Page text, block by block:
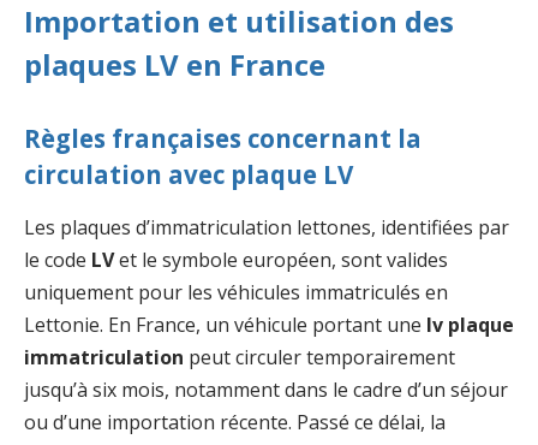
Importation et utilisation des
plaques LV en France
Règles françaises concernant la
circulation avec plaque LV
Les plaques d’immatriculation lettones, identifiées par
le code LVet le symbole européen, sont valides
uniquement pour les véhicules immatriculés en
Lettonie. En France, un véhicule portant une lv plaque
immatriculation peut circuler temporairement
jusqu’à six mois, notamment dans le cadre d’un séjour
ou d’une importation récente. Passé ce délai, la